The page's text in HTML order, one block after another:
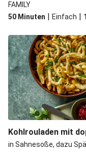
FAMILY
50 Minuten | Einfach |
Kohlrouladen mit
in Sahnesoße, dazu